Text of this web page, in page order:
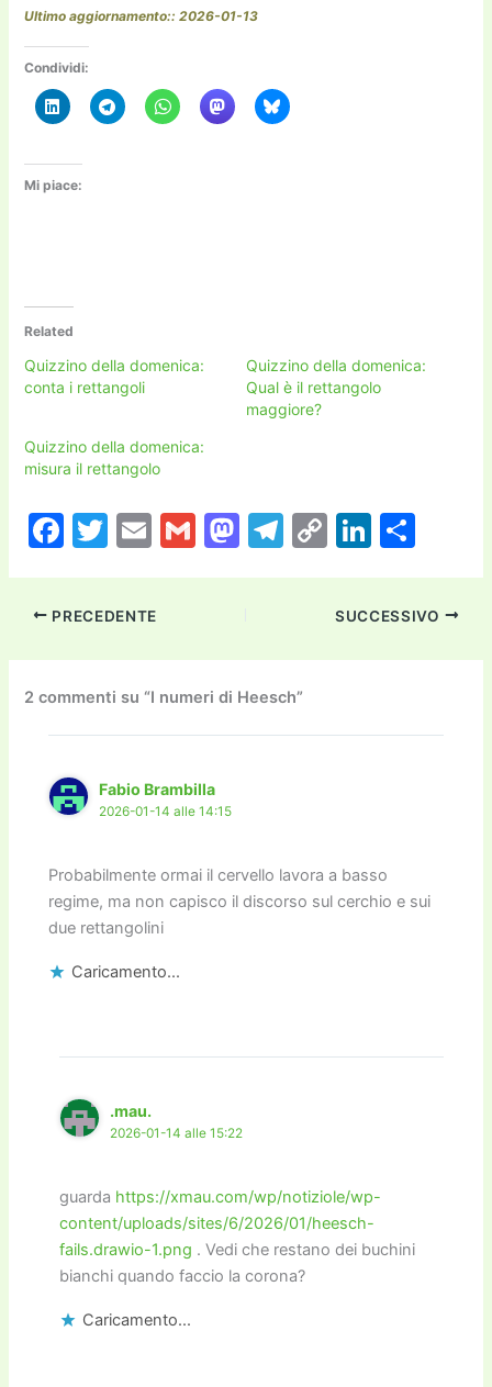
Ultimo aggiornamento:: 2026-01-13
Condividi:
Mi piace:
Related
Quizzino della domenica:
conta i rettangoli
Quizzino della domenica:
Qual è il rettangolo
maggiore?
Quizzino della domenica:
misura il rettangolo
F
c
e
b
o
o
k
T
itt
er
E
ai
l
G
M
d
o
n
T
a
m
C
p
y
Li
k
Li
k
e
dI
n
di
vi
PRECEDENTE SUCCESSIVO
2 commenti su “I numeri di Heesch”
Fabio Brambilla
2026-01-14 alle 14:15
Probabilmente ormai il cervello lavora a basso
regime, ma non capisco il discorso sul cerchio e sui
due rettangolini
Caricamento...
.mau.
2026-01-14 alle 15:22
guarda https://xmau.com/wp/notiziole/wp-
content/uploads/sites/6/2026/01/heesch-
fails.drawio-1.png . Vedi che restano dei buchini
bianchi quando faccio la corona?
Caricamento...